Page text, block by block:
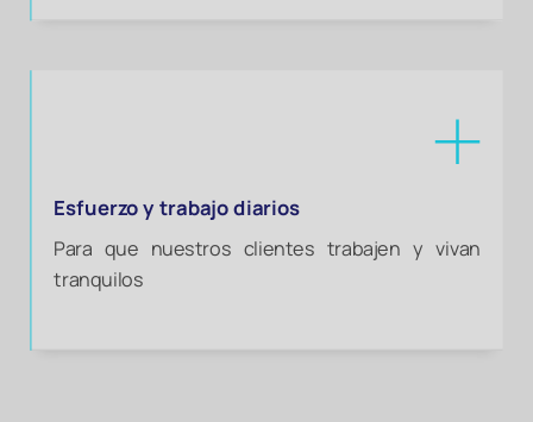
Esfuerzo y trabajo diarios
Para que nuestros clientes trabajen y vivan
tranquilos